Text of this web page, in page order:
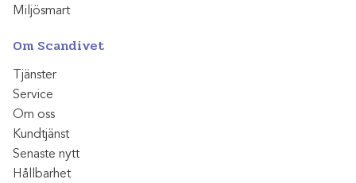
Miljösmart
Om Scandivet
Tjänster
Service
Om oss
Kundtjänst
Senaste nytt
Hållbarhet